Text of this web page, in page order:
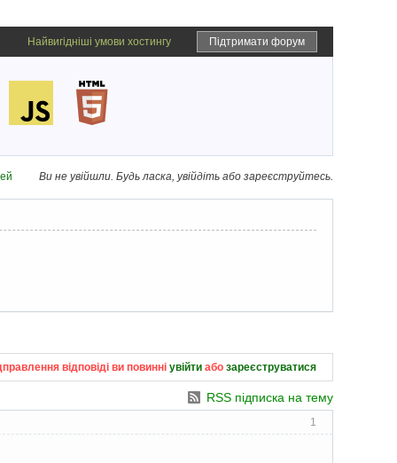
Підтримати форум
Найвигідніші умови хостингу
Ви не увійшли. Будь ласка, увійдіть або зареєструйтесь.
відповіді ви повинні увійти або зареєструватися
RSS підписка на тему
1